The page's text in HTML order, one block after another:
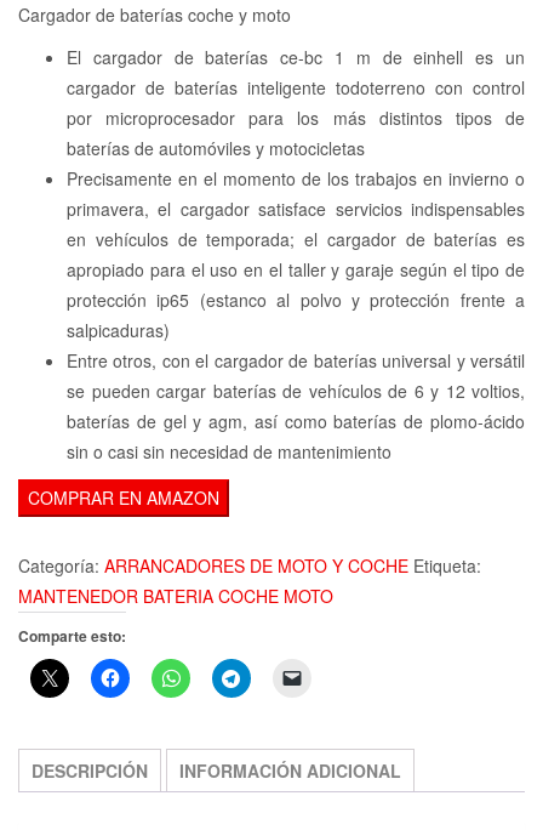
Cargador de baterías coche y moto
El cargador de baterías ce-bc 1 m de einhell es un
cargador de baterías inteligente todoterreno con control
por microprocesador para los más distintos tipos de
baterías de automóviles y motocicletas
Precisamente en el momento de los trabajos en invierno o
primavera, el cargador satisface servicios indispensables
en vehículos de temporada; el cargador de baterías es
apropiado para el uso en el taller y garaje según el tipo de
protección ip65 (estanco al polvo y protección frente a
salpicaduras)
Entre otros, con el cargador de baterías universal y versátil
se pueden cargar baterías de vehículos de 6 y 12 voltios,
baterías de gel y agm, así como baterías de plomo-ácido
sin o casi sin necesidad de mantenimiento
COMPRAR EN AMAZON
Categoría: ARRANCADORES DE MOTO Y COCHE Etiqueta:
MANTENEDOR BATERIA COCHE MOTO
Comparte esto:
DESCRIPCIÓN INFORMACIÓN ADICIONAL